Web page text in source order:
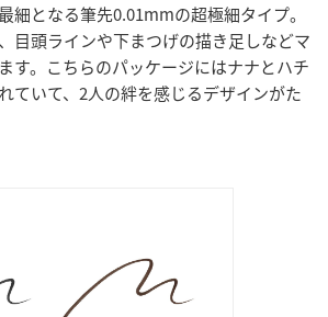
細となる筆先0.01mmの超極細タイプ。
目頭ラインや下まつげの描き足しなどマ
す。こちらのパッケージにはナナとハチ
ていて、2人の絆を感じるデザインがた